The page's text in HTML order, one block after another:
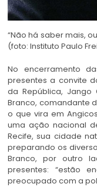
“Não há saber mais,
(foto: Instituto Paulo
No encerramento
presentes a convite
da República, Jango
Branco, comandante
o que vira em
uma ação nacional
Recife, sua cidade
preparando os
Branco, por outro
presentes: “estão
preocupado com a